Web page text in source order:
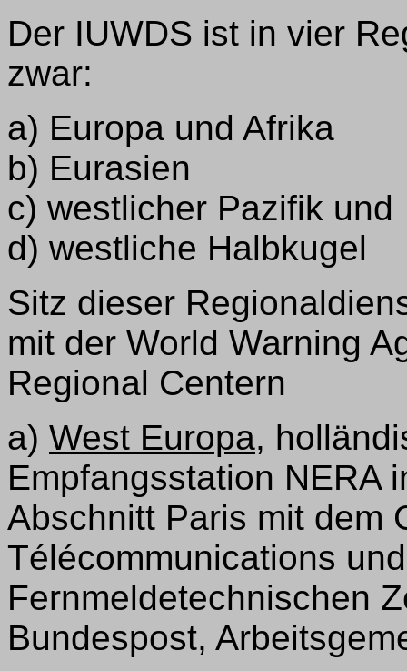
Der IUWDS ist in vier
zwar:
a) Europa und Afrika
b) Eurasien
c) westlicher Pazifik und
d) westliche Halbkugel
Sitz dieser
mit der World Warning
Regional Centern
a) West Europa,
Empfangsstation NERA
Abschnitt Paris mit dem
Télécommunications
Fernmeldetechnischen
Bundespost,